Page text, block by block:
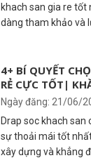
khach san gia re tốt
dàng tham khảo và
4+ BÍ QUYẾT
RẺ CỰC TỐT|
Ngày đăng: 21/06/
Drap soc khach
sự thoải mái tốt
xây dựng và khẳng